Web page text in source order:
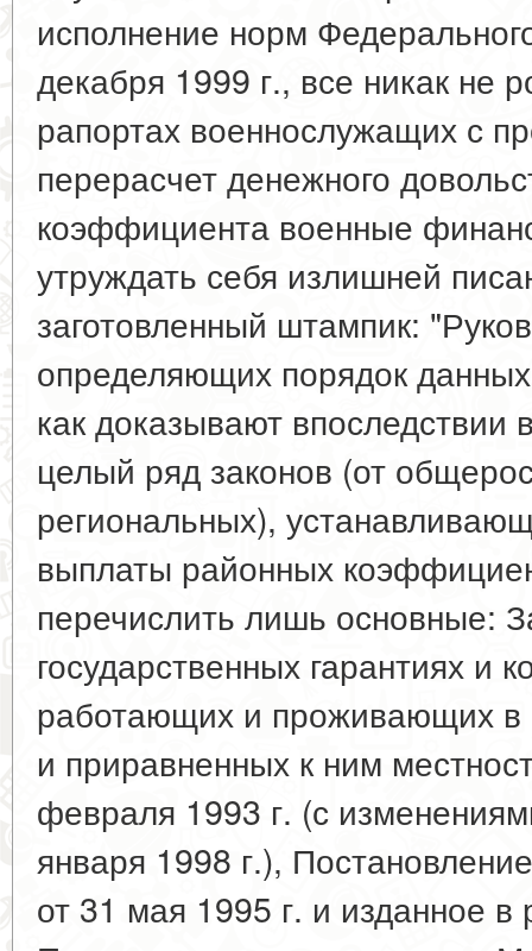
исполнение норм
декабря 1999 г., все никак не
рапортах военнослужащих с
перерасчет денежного
коэффициента военные
утруждать себя излишней
заготовленный штампик:
определяющих порядок
как доказывают впоследствии
целый ряд законов (от
региональных),
выплаты районных
перечислить лишь основные:
государственных гарантиях и
работающих и проживающих в
и приравненных к ним
февраля 1993 г. (с
января 1998 г.),
от 31 мая 1995 г. и изданное в